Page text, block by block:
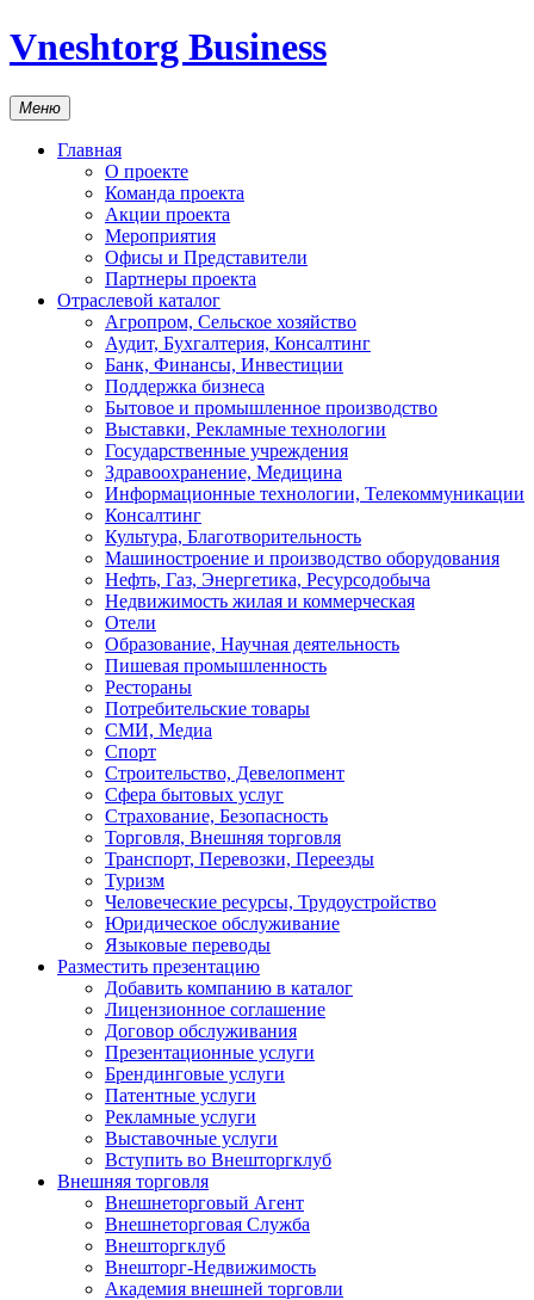
Vneshtorg Business
Меню
Главная
О проекте
Команда проекта
Акции проекта
Мероприятия
Офисы и Представители
Партнеры проекта
Отраслевой каталог
Агропром, Сельское хозяйство
Аудит, Бухгалтерия, Консалтинг
Банк, Финансы, Инвестиции
Поддержка бизнеса
Бытовое и промышленное производство
Выставки, Рекламные технологии
Государственные учреждения
Здравоохранение, Медицина
Информационные технологии, Телекоммуникации
Консалтинг
Культура, Благотворительность
Машиностроение и производство оборудования
Нефть, Газ, Энергетика, Ресурсодобыча
Недвижимость жилая и коммерческая
Отели
Образование, Научная деятельность
Пишевая промышленность
Рестораны
Потребительские товары
СМИ, Медиа
Спорт
Строительство, Девелопмент
Сфера бытовых услуг
Страхование, Безопасность
Торговля, Внешняя торговля
Транспорт, Перевозки, Переезды
Туризм
Человеческие ресурсы, Трудоустройство
Юридическое обслуживание
Языковые переводы
Разместить презентацию
Добавить компанию в каталог
Лицензионное соглашение
Договор обслуживания
Презентационные услуги
Брендинговые услуги
Патентные услуги
Рекламные услуги
Выставочные услуги
Вступить во Внешторгклуб
Внешняя торговля
Внешнеторговый Агент
Внешнеторговая Служба
Внешторгклуб
Внешторг-Недвижимость
Академия внешней торговли